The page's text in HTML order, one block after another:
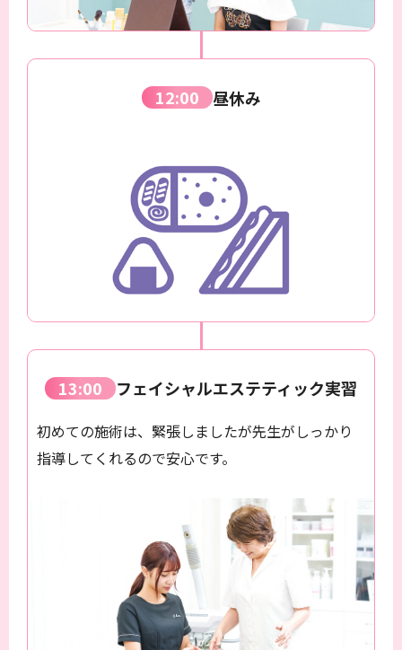
12:00 昼休み
13:00 フェイシャルエステティック実習
初めての施術は、緊張しましたが先生がしっかり
指導してくれるので安心です。